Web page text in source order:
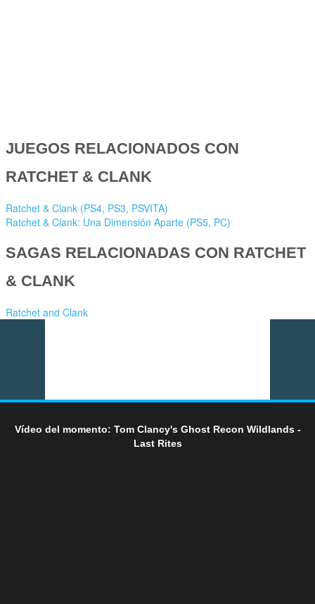
JUEGOS RELACIONADOS CON
RATCHET & CLANK
Ratchet & Clank (PS4, PS3, PSVITA)
Ratchet & Clank: Una Dimensión Aparte (PS5, PC)
SAGAS RELACIONADAS CON RATCHET
& CLANK
Ratchet and Clank
Vídeo del momento: Tom Clancy's Ghost Recon Wildlands -
Last Rites